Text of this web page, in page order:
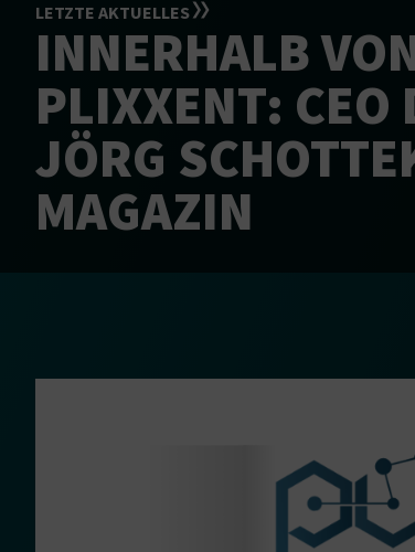
LETZTE AKTUELLES
INNERHALB
PLIXXENT: CEO
JÖRG
MAGAZIN